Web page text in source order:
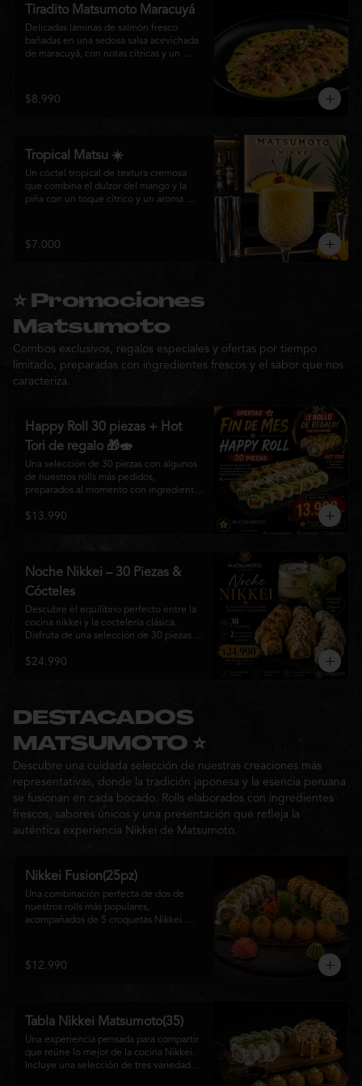
Tiradito Matsumoto Maracuyá
Delicadas láminas de salmón fresco
bañadas en una sedosa salsa acevichada
de maracuyá, con notas cítricas y un
de ají rojo, aceite de cilantro, brotes
frescos y pimienta recién molida. Un
$8.990
Tropical Matsu ☀️
Un cóctel tropical de textura cremosa
que combina el dulzor del mango y la
piña con un toque cítrico y un aroma
nikkei de Matsumoto.
$7.000
⭐ Promociones
Matsumoto
Combos exclusivos, regalos especiales y ofertas por tiempo
limitado, preparadas con ingredientes frescos y el sabor que nos
caracteriza.
Happy Roll 30 piezas + Hot
Tori de regalo 🎁🍣
Una selección de 30 piezas con algunos
de nuestros rolls más pedidos,
preparados al momento con ingredientes
Matsumoto Nikkei. Una promoción
Incluye un Hot Tori de regalo (10 piezas):
crema y cebollín, frito en panko hasta
obtener un dorado perfecto y una
textura irresistible.
$13.990
Noche Nikkei – 30 Piezas &
Cócteles
Descubre el equilibrio perfecto entre la
cocina nikkei y la coctelería clásica.
Disfruta de una selección de 30 piezas
frescos, acompañadas de 2 Pisco Sour o
a Matsumoto Nikkei.
Ideal para: una cita, una salida con
amigos o una noche especial llena de
sabor y buena compañía.
$24.990
DESTACADOS
MATSUMOTO ⭐
Descubre una cuidada selección de nuestras creaciones más
representativas, donde la tradición japonesa y la esencia peruana
se fusionan en cada bocado. Rolls elaborados con ingredientes
frescos, sabores únicos y una presentación que refleja la
auténtica experiencia Nikkei de Matsumoto.
Nikkei Fusion(25pz)
Una combinación perfecta de dos de
nuestros rolls más populares,
acompañados de 5 croquetas Nikkei
cremosa salsa de la casa. Una tabla que
reúne diferentes texturas y sabores, ideal
$12.990
Tabla Nikkei Matsumoto(35)
Una experiencia pensada para compartir
que reúne lo mejor de la cocina Nikkei.
Incluye una selección de tres variedades